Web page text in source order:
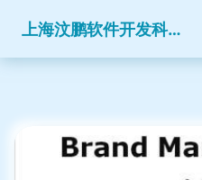
上海汶鹏软件开发科技有限公司